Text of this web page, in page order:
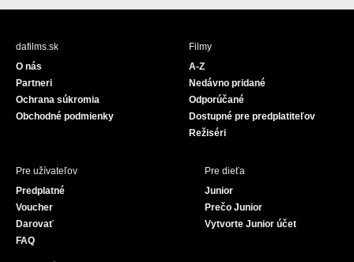
c
u
e
dafilms.sk
O nás
Partneri
Ochrana súkromia
Obchodné podmienky
Filmy
A-Z
Nedávno pridané
Odporúčané
Dostupné pre predplatiteľov
Režiséri
Pre užívateľov
Predplatné
Voucher
Darovať
FAQ
Pre dieťa
Junior
Prečo Junior
Vytvorte Junior účet